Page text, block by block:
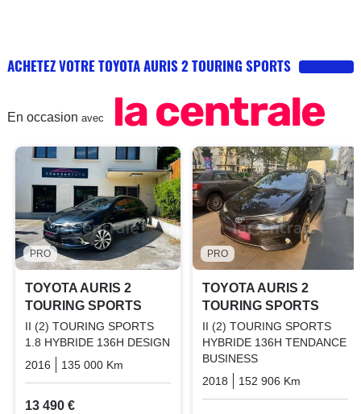
ACHETEZ VOTRE TOYOTA AURIS 2 TOURING SPORTS
En occasion avec
PRO
TOYOTA AURIS 2
TOURING SPORTS
II (2) TOURING SPORTS
1.8 HYBRIDE 136H DESIGN
2016
135 000 Km Hybrid_essence_electric
13 490 €
PRO
TOYOTA AURIS 2
TOURING SPORTS
II (2) TOURING SPORTS
HYBRIDE 136H TENDANCE
BUSINESS
2018
152 906 Km